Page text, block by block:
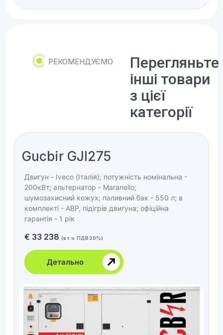
РЕКОМЕНДУЄМО
Перегляньте
інші товари
з цієї
категорії
Gucbir GJI275
Двигун - Iveco (Італія); потужність номінальна -
200кВт; альтернатор - Maranello;
шумозахисний кожух; паливний бак - 550 л; в
комплекті - АВР, підігрів двигуна; офіційна
гарантія - 1 рік
€ 33 238 (в т.ч. ПДВ 20%)
Детально